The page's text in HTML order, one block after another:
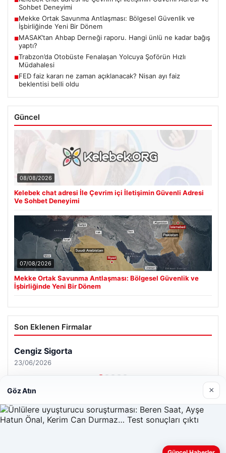
Sohbet Deneyimi
■Mekke Ortak Savunma Antlaşması: Bölgesel Güvenlik ve
İşbirliğinde Yeni Bir Dönem
■MASAK’tan Ahbap Derneği raporu. Hangi ünlü ne kadar bağış
yaptı?
■Trabzon’da Otobüste Fenalaşan Yolcuya Şoförün Hızlı
Müdahalesi
■FED faiz kararı ne zaman açıklanacak? Nisan ayı faiz
beklentisi belli oldu
Güncel
08/08/2026
Kelebek chat adresi İle Çevrim içi İletişimin Güvenli Adresi
Ve Sohbet Deneyimi
07/08/2026
Mekke Ortak Savunma Antlaşması: Bölgesel Güvenlik ve
İşbirliğinde Yeni Bir Dönem
Son Eklenen Firmalar
Göz Atın ×